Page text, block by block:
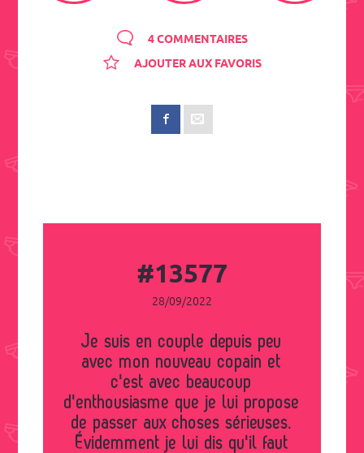
4 COMMENTAIRES
AJOUTER AUX FAVORIS
#13577
28/09/2022
Je suis en couple depuis peu
avec mon nouveau copain et
c'est avec beaucoup
d'enthousiasme que je lui propose
de passer aux choses sérieuses.
Évidemment je lui dis qu'il faut